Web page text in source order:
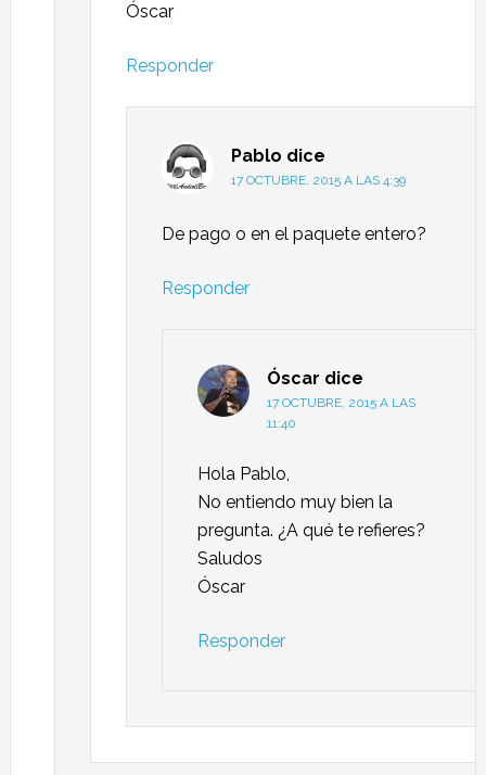
Óscar
Responder
Pablo dice
17 OCTUBRE, 2015 A LAS 4:39
De pago o en el paquete entero?
Responder
Óscar dice
17 OCTUBRE, 2015 A LAS
11:40
Hola Pablo,
No entiendo muy bien la
pregunta. ¿A qué te refieres?
Saludos
Óscar
Responder